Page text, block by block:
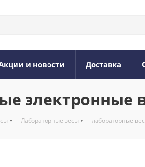
и новости Доставка
электронные
- Лабораторные весы - лабораторные